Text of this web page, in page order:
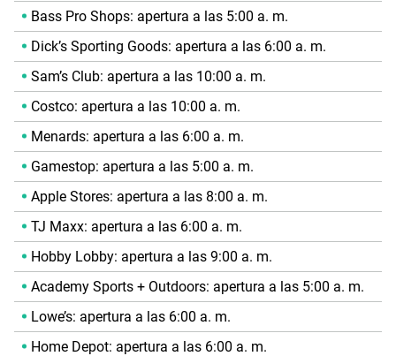
Bass Pro Shops: apertura a las 5:00 a. m.
Dick’s Sporting Goods: apertura a las 6:00 a. m.
Sam’s Club: apertura a las 10:00 a. m.
Costco: apertura a las 10:00 a. m.
Menards: apertura a las 6:00 a. m.
Gamestop: apertura a las 5:00 a. m.
Apple Stores: apertura a las 8:00 a. m.
TJ Maxx: apertura a las 6:00 a. m.
Hobby Lobby: apertura a las 9:00 a. m.
Academy Sports + Outdoors: apertura a las 5:00 a. m.
Lowe’s: apertura a las 6:00 a. m.
Home Depot: apertura a las 6:00 a. m.